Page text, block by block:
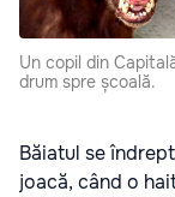
Un copil din
drum spre școală.
Băiatul se
joacă, când o